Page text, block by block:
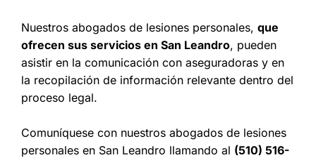
Nuestros abogados de lesiones personales, que
ofrecen sus servicios en San Leandro, pueden
asistir en la comunicación con aseguradoras y en
la recopilación de información relevante dentro del
proceso legal.
Comuníquese con nuestros abogados de lesiones
personales en San Leandro llamando al (510) 516-